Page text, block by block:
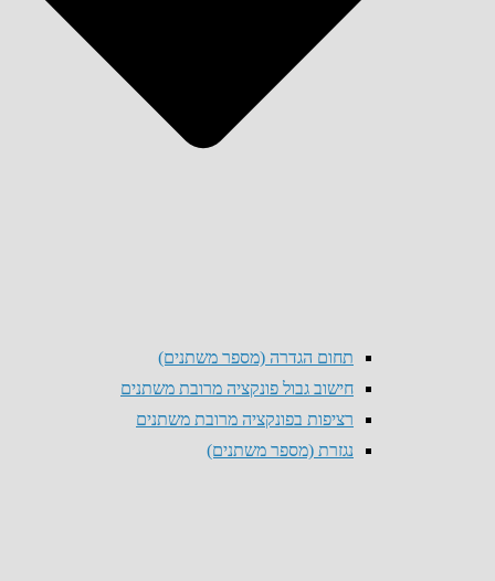
תחום הגדרה (מספר משתנים)
חישוב גבול פונקציה מרובת משתנים
רציפות בפונקציה מרובת משתנים
נגזרת (מספר משתנים)